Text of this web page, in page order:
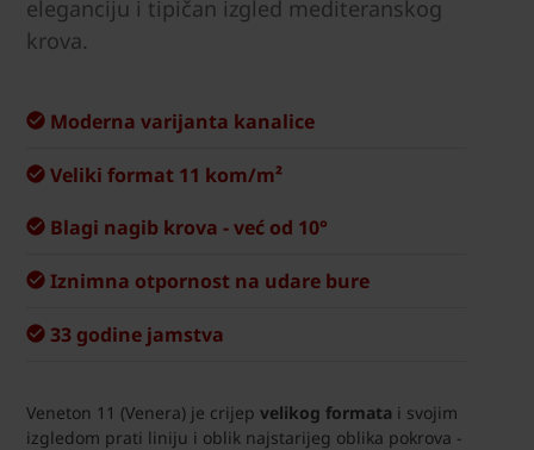
eleganciju i tipičan izgled mediteranskog
krova.
Moderna varijanta kanalice
Veliki format 11 kom/m²
Blagi nagib krova - već od 10°
Iznimna otpornost na udare bure
33 godine jamstva
Veneton 11 (Venera) je crijep velikog formata i svojim
izgledom prati liniju i oblik najstarijeg oblika pokrova -